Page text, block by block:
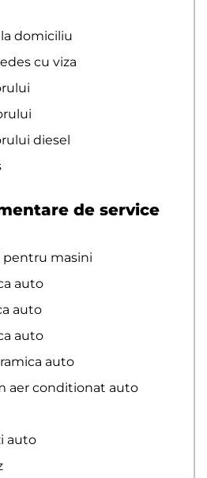
domiciliu
cu viza
diesel
de service
pentru masini
auto
auto
auto
auto
aer conditionat auto
auto